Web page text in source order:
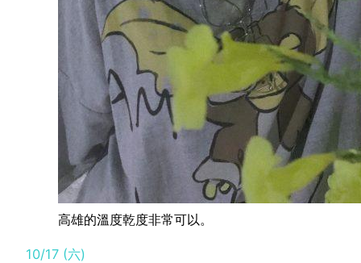
高雄的溫度乾度非常可以。
10/17 (六)